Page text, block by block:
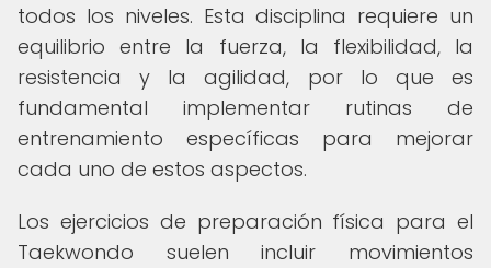
todos los niveles. Esta disciplina requiere un
equilibrio entre la fuerza, la flexibilidad, la
resistencia y la agilidad, por lo que es
fundamental implementar rutinas de
entrenamiento específicas para mejorar
cada uno de estos aspectos.
Los ejercicios de preparación física para el
Taekwondo suelen incluir movimientos